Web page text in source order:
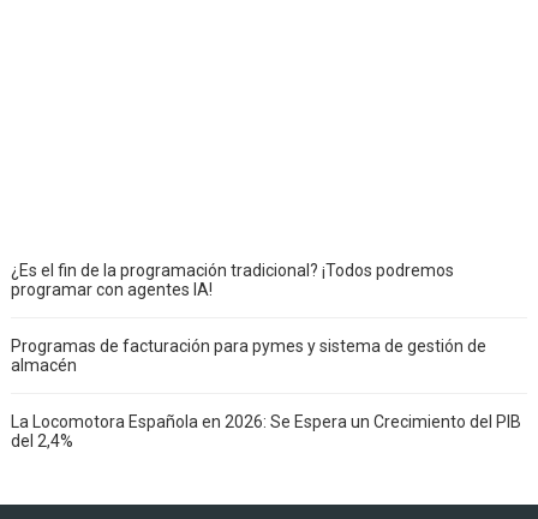
¿Es el fin de la programación tradicional? ¡Todos podremos
programar con agentes IA!
Programas de facturación para pymes y sistema de gestión de
almacén
La Locomotora Española en 2026: Se Espera un Crecimiento del PIB
del 2,4%